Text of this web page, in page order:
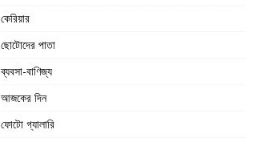
কেরিয়ার
ছোটোদের পাতা
ব্যবসা-বাণিজ্য
আজকের দিন
ফোটো গ্যালারি